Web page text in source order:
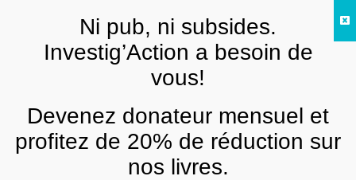
FRNi pub, ni subsides.
Investig’Action a besoin de
vous!
Devenez donateur mensuel et
profitez de 20% de réduction sur
nos livres.